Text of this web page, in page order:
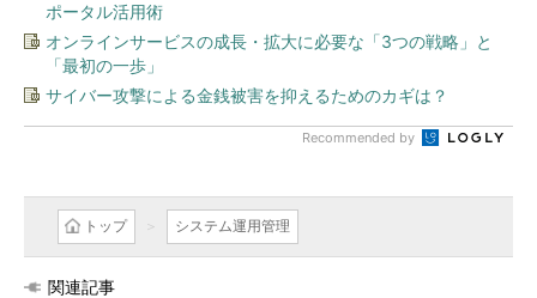
ポータル活用術
オンラインサービスの成長・拡大に必要な「3つの戦略」と
「最初の一歩」
サイバー攻撃による金銭被害を抑えるためのカギは？
Recommended by
トップ システム運用管理
関連記事